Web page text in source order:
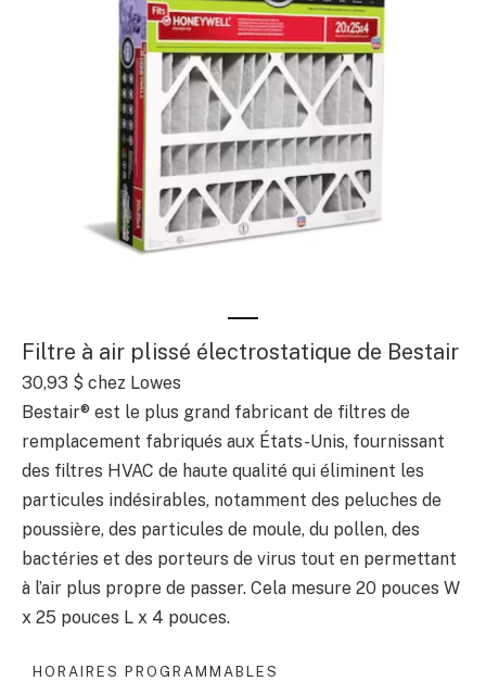
Filtre à air plissé électrostatique de Bestair
30,93 $ chez Lowes
Bestair® est le plus grand fabricant de filtres de
remplacement fabriqués aux États-Unis, fournissant
des filtres HVAC de haute qualité qui éliminent les
particules indésirables, notamment des peluches de
poussière, des particules de moule, du pollen, des
bactéries et des porteurs de virus tout en permettant
à l’air plus propre de passer. Cela mesure 20 pouces W
x 25 pouces L x 4 pouces.
HORAIRES PROGRAMMABLES